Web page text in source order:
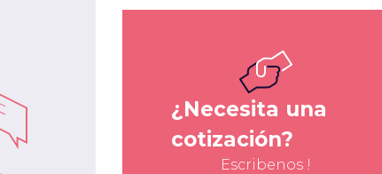
¿Necesita una
cotización?
Escribenos !